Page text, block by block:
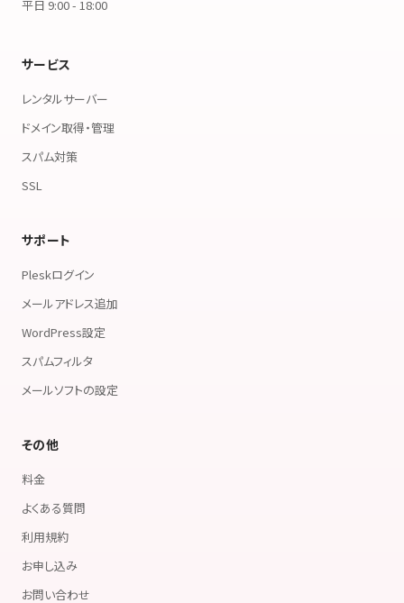
平日 9:00 - 18:00
サービス
レンタルサーバー
ドメイン取得・管理
スパム対策
SSL
サポート
Pleskログイン
メールアドレス追加
WordPress設定
スパムフィルタ
メールソフトの設定
その他
料金
よくある質問
利用規約
お申し込み
お問い合わせ